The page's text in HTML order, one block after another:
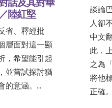
陸紅堅
省、釋經批
層面對這一顯
，希望能引起
並嘗試探討猶
的意涵。…
談論
人卻
中文
此，
之為
將他
正確